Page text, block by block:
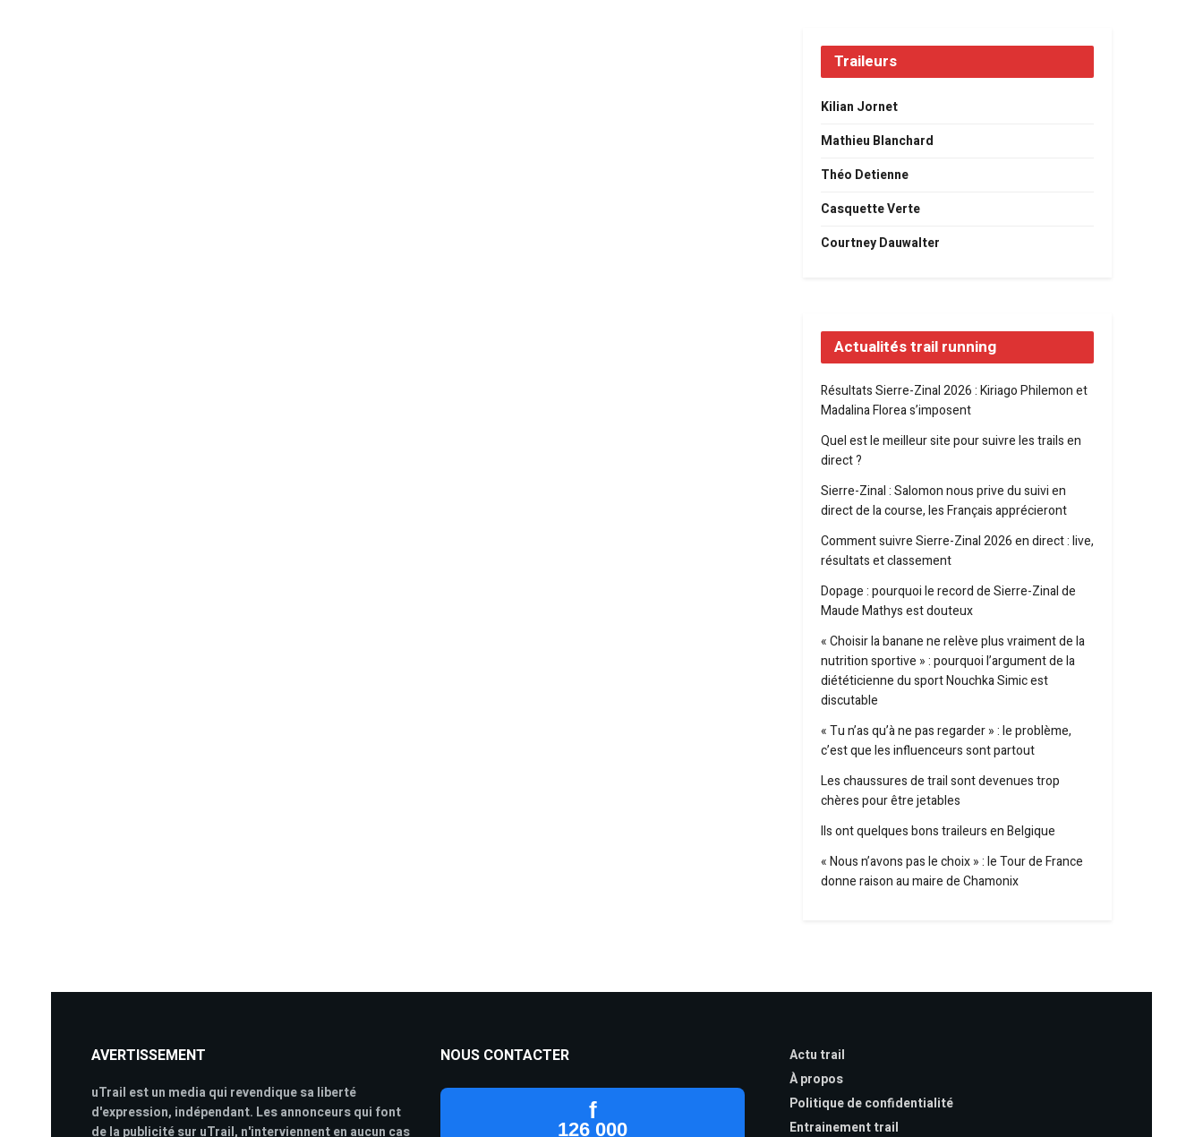
Traileurs
Kilian Jornet
Mathieu Blanchard
Théo Detienne
Casquette Verte
Courtney Dauwalter
Actualités trail running
Résultats Sierre-Zinal 2026 : Kiriago Philemon et
Madalina Florea s’imposent
Quel est le meilleur site pour suivre les trails en
direct ?
Sierre-Zinal : Salomon nous prive du suivi en
direct de la course, les Français apprécieront
Comment suivre Sierre-Zinal 2026 en direct : live,
résultats et classement
Dopage : pourquoi le record de Sierre-Zinal de
Maude Mathys est douteux
« Choisir la banane ne relève plus vraiment de la
nutrition sportive » : pourquoi l’argument de la
diététicienne du sport Nouchka Simic est
discutable
« Tu n’as qu’à ne pas regarder » : le problème,
c’est que les influenceurs sont partout
Les chaussures de trail sont devenues trop
chères pour être jetables
Ils ont quelques bons traileurs en Belgique
« Nous n’avons pas le choix » : le Tour de France
donne raison au maire de Chamonix
AVERTISSEMENT
uTrail est un media qui revendique sa liberté
d'expression, indépendant. Les annonceurs qui font
de la publicité sur uTrail, n'interviennent en aucun cas
NOUS CONTACTER
f
126 000
Actu trail
À propos
Politique de confidentialité
Entrainement trail